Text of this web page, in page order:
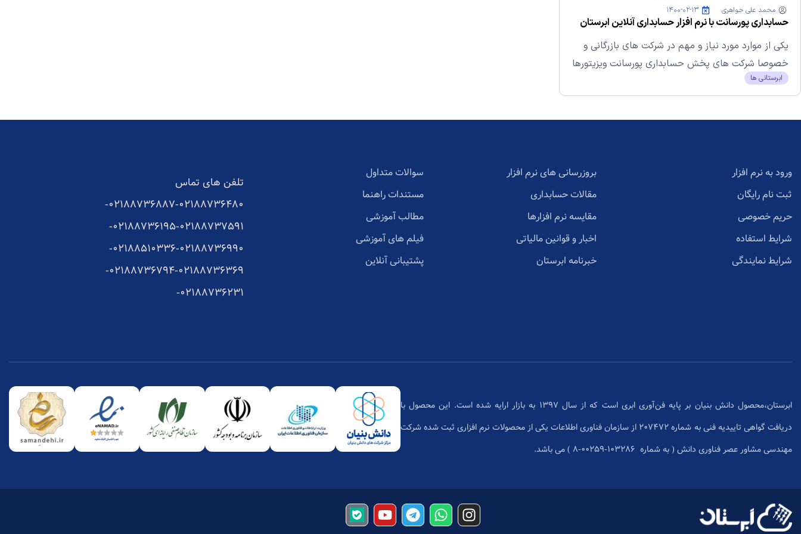
محمد علی جواهری ۱۴۰۰-۰۲-۱۳
حسابداری پورسانت با نرم افزار حسابداری آنلاین ابرستان
یکی از موارد مورد نیاز و مهم در شرکت های بازرگانی و
خصوصا شرکت های پخش حسابداری پورسانت ویزیتورها
است....
ابرستانی ها
ورود به نرم افزار
ثبت نام رایگان
حریم خصوصی
شرایط استفاده
شرایط نمایندگی
بروزرسانی های نرم افزار
مقالات حسابداری
مقایسه نرم افزارها
اخبار و قوانین مالیاتی
خبرنامه ابرستان
سوالات متداول
مستندات راهنما
مطالب آموزشی
فیلم های آموزشی
پشتیبانی آنلاین
تلفن های تماس
02188736887-02188736480-
02188736195-02188737591-
02188510336-02188736990-
02188736794-02188736369-
02188736231-
ابرستان،محصول دانش بنیان بر پایه فن‌آوری ابری است که از سال 1397 به بازار ارایه شده است. این محصول با
دریافت گواهی تاییدیه فنی به شماره 207472 از سازمان فناوری اطلاعات یکی از محصولات نرم افزاری ثبت شده شرکت
مهندسی مشاور عصر فناوری دانش ( به شماره ۱۰۳۲۸۶-۰۰۲۵۹-۸ ) می باشد.